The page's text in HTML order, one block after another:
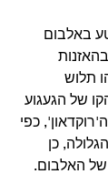
באלבום
תלוש
של הגעגוע
כפי
כן
האלבום.